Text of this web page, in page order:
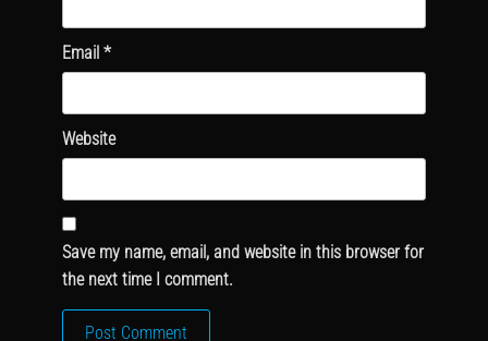
Email *
Website
Save my name, email, and website in this browser for
the next time I comment.